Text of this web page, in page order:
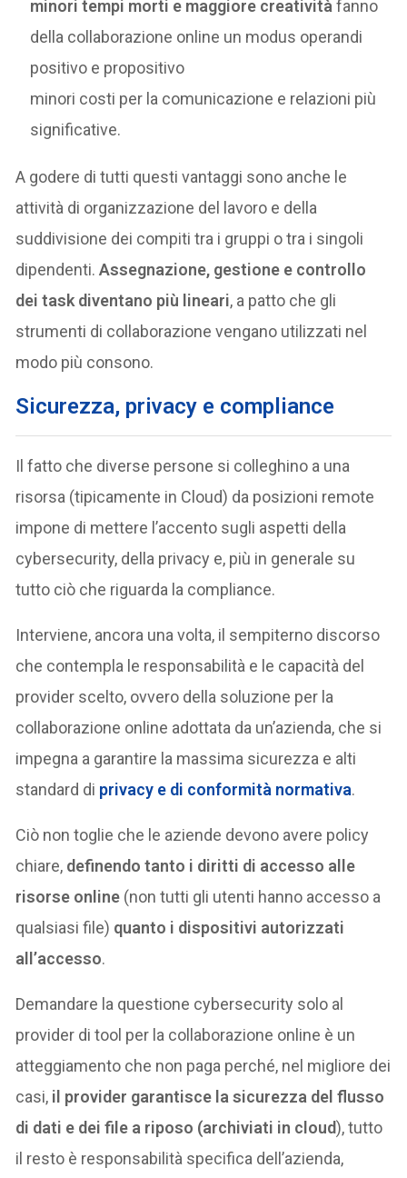
minori tempi morti e maggiore creatività fanno
della collaborazione online un modus operandi
positivo e propositivo
minori costi per la comunicazione e relazioni più
significative.
A godere di tutti questi vantaggi sono anche le
attività di organizzazione del lavoro e della
suddivisione dei compiti tra i gruppi o tra i singoli
dipendenti.Assegnazione, gestione e controllo
dei task diventano più lineari, a patto che gli
strumenti di collaborazione vengano utilizzati nel
modo più consono.
Sicurezza, privacy e compliance
Il fatto che diverse persone si colleghino a una
risorsa (tipicamente in Cloud) da posizioni remote
impone di mettere l’accento sugli aspetti della
cybersecurity, della privacy e, più in generale su
tutto ciò che riguarda la compliance.
Interviene, ancora una volta, il sempiterno discorso
che contempla le responsabilità e le capacità del
provider scelto, ovvero della soluzione per la
collaborazione online adottata da un’azienda, che si
impegna a garantire la massima sicurezza e alti
standard di privacy e di conformità normativa.
Ciò non toglie che le aziende devono avere policy
chiare, definendo tanto i diritti di accesso alle
risorse online (non tutti gli utenti hanno accesso a
qualsiasi file) quanto i dispositivi autorizzati
all’accesso.
Demandare la questione cybersecurity solo al
provider di tool per la collaborazione online è un
atteggiamento che non paga perché, nel migliore dei
casi, il provider garantisce la sicurezza del flusso
di dati e dei file a riposo (archiviati in cloud), tutto
il resto è responsabilità specifica dell’azienda,